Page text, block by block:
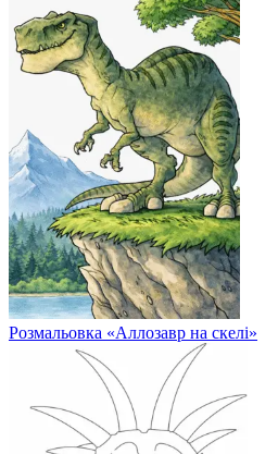
Розмальовка «Аллозавр на скелі»